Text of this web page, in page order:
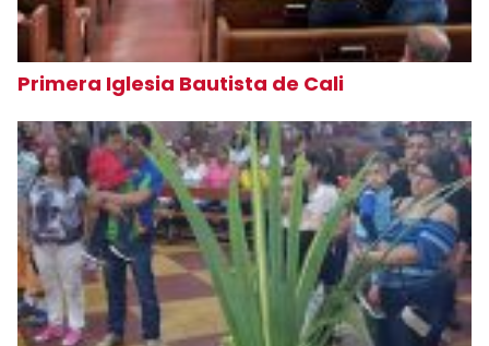
Primera Iglesia Bautista de Cali